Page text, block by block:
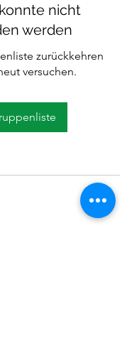
nicht
werden
zurückkehren
versuchen.